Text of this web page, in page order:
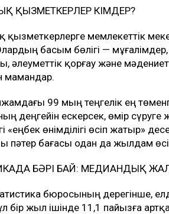
ҚЫЗМЕТКЕРЛЕР КІМДЕР?
қызметкерлерге мемлекеттік
басым бөлігі — мұғалімдер,
әлеуметтік қорғау және
мамандар.
99 мың теңгелік ең
деңгейін ескерсек, өмір сүруге
«еңбек өнімділігі өсіп жатыр»
пәтер бағасы одан да жылдам
БӘРІ БАЙ: МЕДИАНДЫҚ
бюросының дерегінше,
бір жыл ішінде 11,1 пайызға